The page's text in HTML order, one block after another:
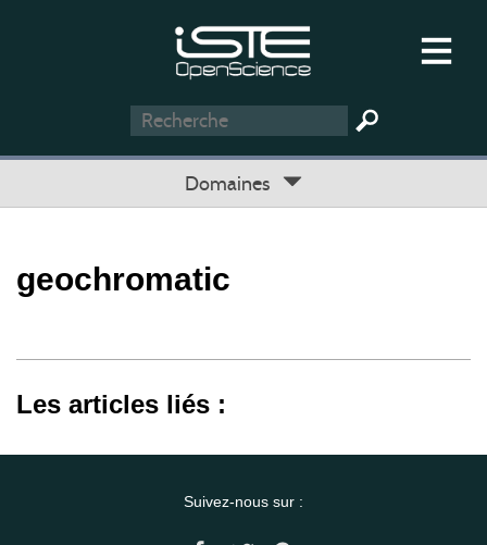
Domaines
geochromatic
Les articles liés :
Suivez-nous sur :